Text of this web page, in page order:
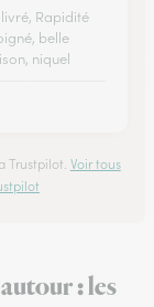
Rapidité
belle
niquel
Trustpilot. Voir tous
: les